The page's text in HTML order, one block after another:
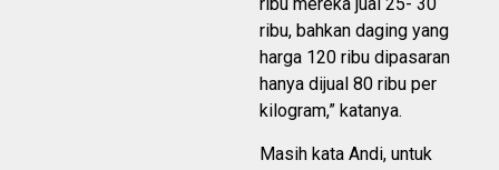
ribu, bahkan daging yang
harga 120 ribu dipasaran
hanya dijual 80 ribu per
kilogram,” katanya.
Masih kata Andi, untuk